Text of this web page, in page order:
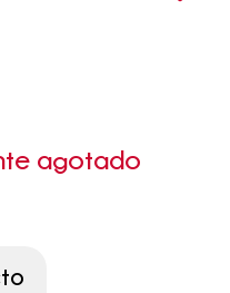
agotado